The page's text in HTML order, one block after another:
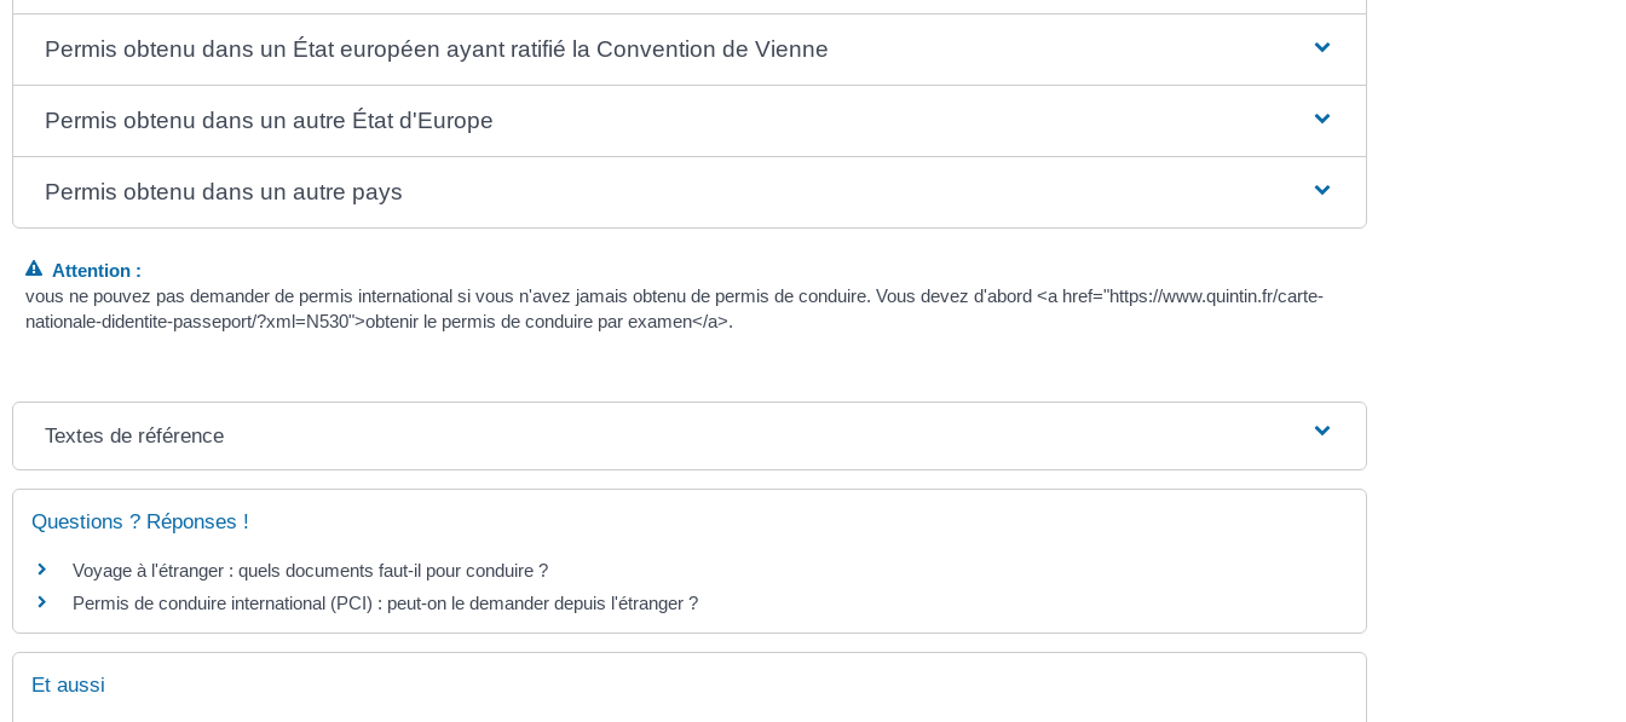
Permis obtenu dans un État européen ayant ratifié la Convention de Vienne
Permis obtenu dans un autre État d'Europe
Permis obtenu dans un autre pays
Attention :
vous ne pouvez pas demander de permis international si vous n'avez jamais obtenu de permis de conduire. Vous devez d'abord <a href="https://www.quintin.fr/carte-
nationale-didentite-passeport/?xml=N530">obtenir le permis de conduire par examen</a>.
Textes de référence
Questions ? Réponses !
Voyage à l'étranger : quels documents faut-il pour conduire ?
Permis de conduire international (PCI) : peut-on le demander depuis l'étranger ?
Et aussi